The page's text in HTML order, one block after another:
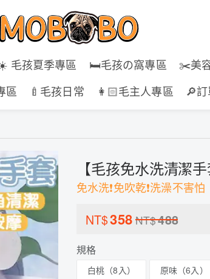
毛孩夏季專區 🛏️毛孩の窩專區 ✂️美
區 🍼毛孩日常 👩🏻毛主人專區 🔎
【毛孩免水洗清潔手
免水洗❗免吹乾❗洗澡不害怕
NT$358 NT$488
規格
白桃（8入） 原味（6入）